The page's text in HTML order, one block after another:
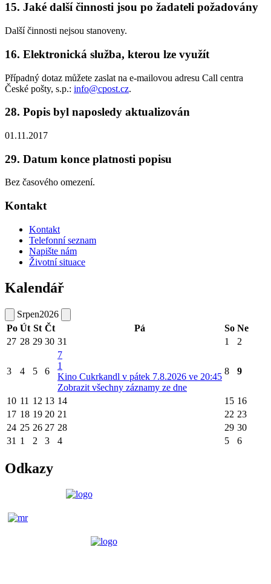
15. Jaké další činnosti jsou po žadateli požadovány
Další činnosti nejsou stanoveny.
16. Elektronická služba, kterou lze využít
Případný dotaz můžete zaslat na e-mailovou adresu Call centra
České pošty, s.p.: info@cpost.cz.
28. Popis byl naposledy aktualizován
01.11.2017
29. Datum konce platnosti popisu
Bez časového omezení.
Kontakt
Kontakt
Telefonní seznam
Napište nám
Životní situace
Kalendář
Srpen2026
Po Út St Čt Pá So Ne
27 28 29 30 31 1 2
3 4 5 6
7
1
Kino Cukrkandl v pátek 7.8.2026 ve 20:45
Zobrazit všechny záznamy ze dne
8 9
10 11 12 13 14 15 16
17 18 19 20 21 22 23
24 25 26 27 28 29 30
31 1 2 3 4 5 6
Odkazy